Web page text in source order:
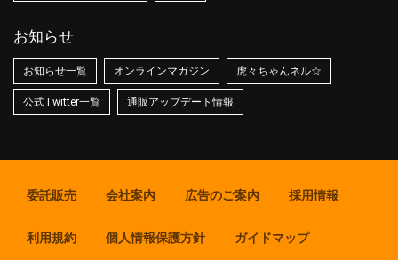
お知らせ
お知らせ一覧 オンラインマガジン 虎々ちゃんネル☆
公式Twitter一覧 通販アップデート情報
委託販売 会社案内 広告のご案内 採用情報
利用規約 個人情報保護方針 ガイドマップ